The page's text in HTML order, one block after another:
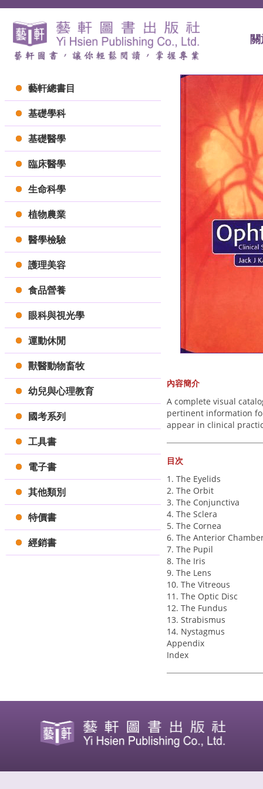
藝軒總書目
基礎學科
基礎醫學
臨床醫學
生命科學
植物農業
醫學檢驗
護理美容
食品營養
眼科與視光學
運動休閒
獸醫動物畜牧
幼兒與心理教育
國考系列
工具書
電子書
其他類別
特價書
經銷書
內容簡介
A complete visual
pertinent information
appear in clinical
目次
1. The Eyelids
2. The Orbit
3. The Conjunctiva
4. The Sclera
5. The Cornea
6. The Anterior
7. The Pupil
8. The Iris
9. The Lens
10. The Vitreous
11. The Optic Disc
12. The Fundus
13. Strabismus
14. Nystagmus
Appendix
Index